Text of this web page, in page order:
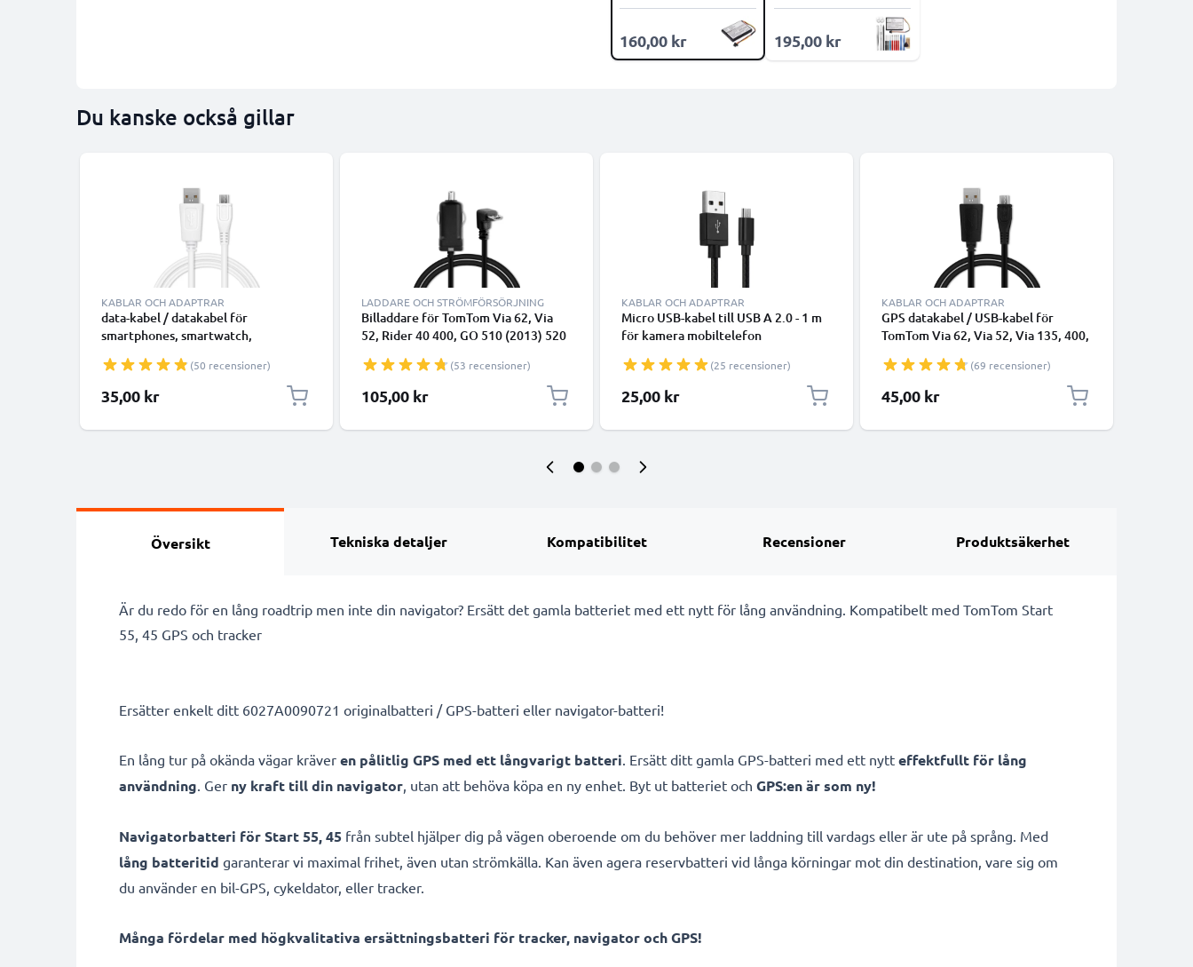
160,00 kr 195,00 kr
Du kanske också gillar
KABLAR OCH ADAPTRAR
data-kabel / datakabel för
smartphones, smartwatch,
1m 1A överföringssladd PVC
Datakabel vit
(50 recensioner)
35,00 kr
LADDARE OCH STRÖMFÖRSÖRJNING
Billaddare för TomTom Via 62, Via
52, Rider 40 400, GO 510 (2013) 520
Start 52, Touch, Vio GPS & navigator
med snabb 5V 1A laddning och 1.1m
USB-kabel / laddsladd
(53 recensioner)
105,00 kr
KABLAR OCH ADAPTRAR
Micro USB-kabel till USB A 2.0 - 1 m
för kamera mobiltelefon
surfplatta Laddningskabel 2A svart
Nylon
(25 recensioner)
25,00 kr
KABLAR OCH ADAPTRAR
GPS datakabel / USB-kabel för
TomTom Via 62, Via 52, Via 135, 400,
610 6100, GO 620 navigator/tracker
- 1m 1A laddsladd PVC - svart
överföringskabel
(69 recensioner)
45,00 kr
Översikt Tekniska detaljer Kompatibilitet Recensioner Produktsäkerhet
Är du redo för en lång roadtrip men inte din navigator? Ersätt det gamla batteriet med ett nytt för lång användning. Kompatibelt med TomTom Start
55, 45 GPS och tracker
Ersätter enkelt ditt 6027A0090721 originalbatteri / GPS-batteri eller navigator-batteri!
En lång tur på okända vägar kräver en pålitlig GPS med ett långvarigt batteri. Ersätt ditt gamla GPS-batteri med ett nytt effektfullt för lång
användning. Ger ny kraft till din navigator, utan att behöva köpa en ny enhet. Byt ut batteriet och GPS:en är som ny!
Navigatorbatteri för Start 55, 45 från subtel hjälper dig på vägen oberoende om du behöver mer laddning till vardags eller är ute på språng. Med
lång batteritid garanterar vi maximal frihet, även utan strömkälla. Kan även agera reservbatteri vid långa körningar mot din destination, vare sig om
du använder en bil-GPS, cykeldator, eller tracker.
Många fördelar med högkvalitativa ersättningsbatteri för tracker, navigator och GPS!